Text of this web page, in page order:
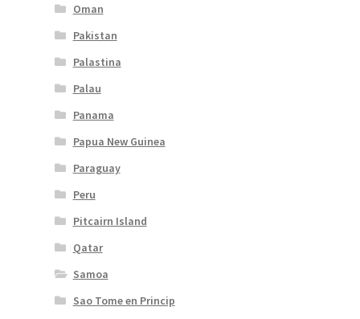
Oman
Pakistan
Palastina
Palau
Panama
Papua New Guinea
Paraguay
Peru
Pitcairn Island
Qatar
Samoa
Sao Tome en Princip